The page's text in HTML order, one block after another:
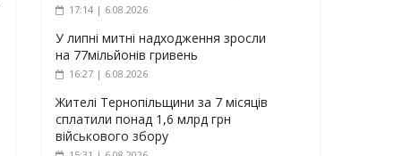
17:14 | 6.08.2026
У липні митні надходження зросли
на 77мільйонів гривень
16:27 | 6.08.2026
Жителі Тернопільщини за 7 місяців
сплатили понад 1,6 млрд грн
військового збору